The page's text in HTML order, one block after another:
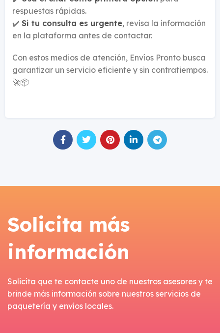
respuestas rápidas.
✔️ Si tu consulta es urgente, revisa la información
en la plataforma antes de contactar.
Con estos medios de atención, Envíos Pronto busca
garantizar un servicio eficiente y sin contratiempos.
🚀📦
Solicita más
información
Solicita que te contacte uno de nuestros asesores y te
brinde más información sobre nuestros servicios de
paquetería y envíos locales.